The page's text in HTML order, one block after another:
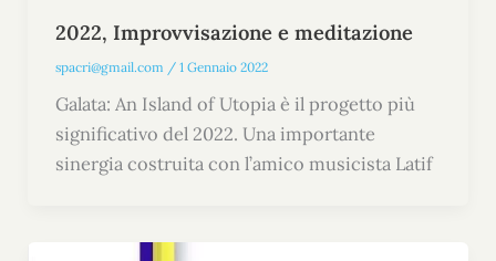
2022, Improvvisazione e meditazione
spacri@gmail.com / 1 Gennaio 2022
Galata: An Island of Utopia è il progetto più
significativo del 2022. Una importante
sinergia costruita con l’amico musicista Latif